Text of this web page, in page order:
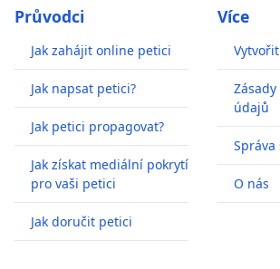
Průvodci
Jak zahájit online petici
Jak napsat petici?
Jak petici propagovat?
Jak získat mediální pokrytí
pro vaši petici
Jak doručit petici
Více
údajů
O nás